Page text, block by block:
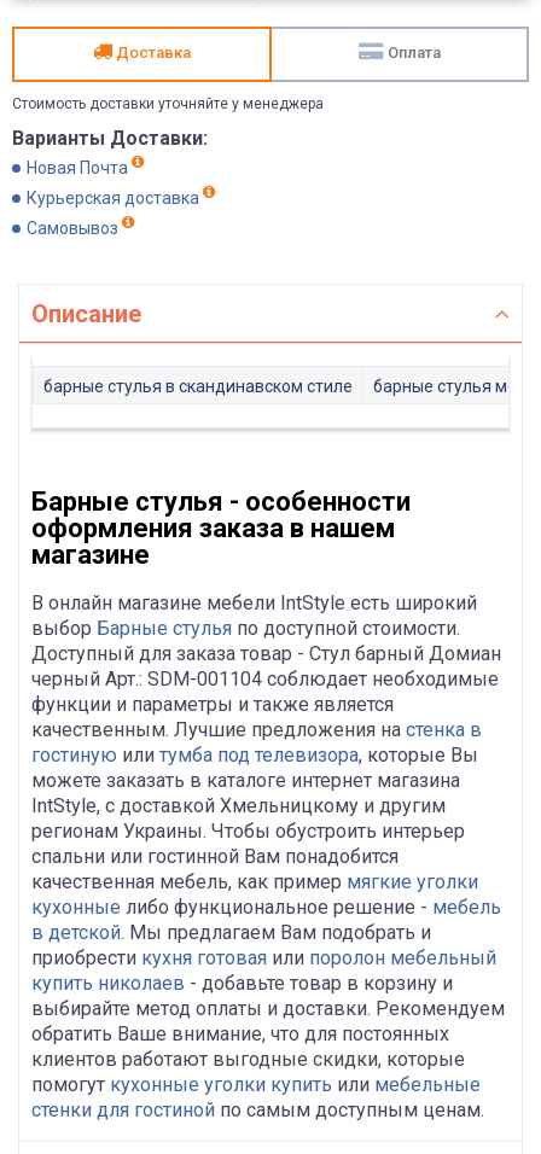
Доставка Оплата
Стоимость доставки уточняйте у менеджера
Варианты Доставки:
Новая Почта
Курьерская доставка
Самовывоз
Описание
барные стулья в скандинавском стиле барные стулья
Барные стулья - особенности
оформления заказа в нашем
магазине
В онлайн магазине мебели IntStyle есть широкий
выбор Барные стулья по доступной стоимости.
Доступный для заказа товар - Стул барный Домиан
черный Арт.: SDM-001104 соблюдает необходимые
функции и параметры и также является
качественным. Лучшие предложения на стенка в
гостиную или тумба под телевизора, которые Вы
можете заказать в каталоге интернет магазина
IntStyle, с доставкой Хмельницкому и другим
регионам Украины. Чтобы обустроить интерьер
спальни или гостинной Вам понадобится
качественная мебель, как пример мягкие уголки
кухонные либо функциональное решение - мебель
в детской. Мы предлагаем Вам подобрать и
приобрести кухня готовая или поролон мебельный
купить николаев - добавьте товар в корзину и
выбирайте метод оплаты и доставки. Рекомендуем
обратить Ваше внимание, что для постоянных
клиентов работают выгодные скидки, которые
помогут кухонные уголки купить или мебельные
стенки для гостиной по самым доступным ценам.